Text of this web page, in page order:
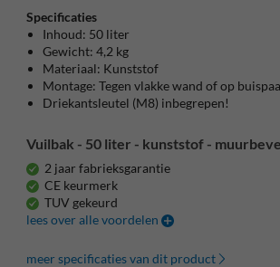
Specificaties
Inhoud: 50 liter
Gewicht: 4,2 kg
Materiaal: Kunststof
Montage: Tegen vlakke wand of op
Driekantsleutel (M8) inbegrepen!
Vuilbak - 50 liter - kunststof -
2 jaar fabrieksgarantie
CE keurmerk
TUV gekeurd
lees over alle voordelen
meer specificaties van dit product